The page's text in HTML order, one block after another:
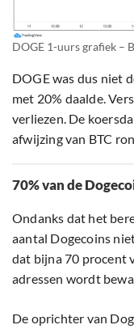
DOGE 1-uurs grafiek –
DOGE was dus niet
met 20% daalde.
verliezen. De
afwijzing van BTC
70% van de
Ondanks dat het
aantal Dogecoins
dat bijna 70 procent
adressen wordt
De oprichter van